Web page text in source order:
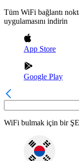
Tüm WiFi bağlantı
uygulamasını indirin
App Store
Google Play
WiFi bulmak için bir